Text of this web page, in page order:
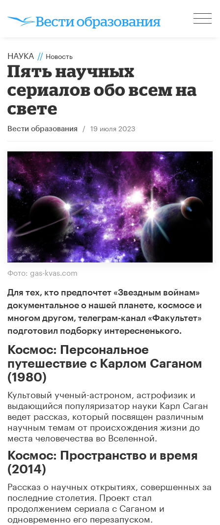
НАУКА // Новость
Пять научных
сериалов обо всем на
свете
Вести образования / 19 июля 2023
Фото: gas-kvas.com
Для тех, кто предпочтет «Звездным войнам»
документальное о нашей планете, космосе и
многом другом, телеграм-канал «Факультет»
подготовил подборку интересненького.
Космос: Персональное
путешествие с Карлом Саганом
(1980)
Культовый ученый-астроном, астрофизик и
выдающийся популяризатор науки Карл Саган
ведет рассказ, который посвящен различным
научным темам от происхождения жизни до
места человечества во Вселенной.
Космос: Пространство и время
(2014)
Рассказ о научных открытиях, совершенных за
последние столетия. Проект стал
продолжением сериала с Саганом и
одновременно его перезапуском.